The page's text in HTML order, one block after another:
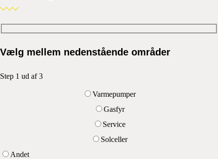
Vælg mellem nedenstående områder
Step 1 ud af 3
Varmepumper
Gasfyr
Service
Solceller
Andet